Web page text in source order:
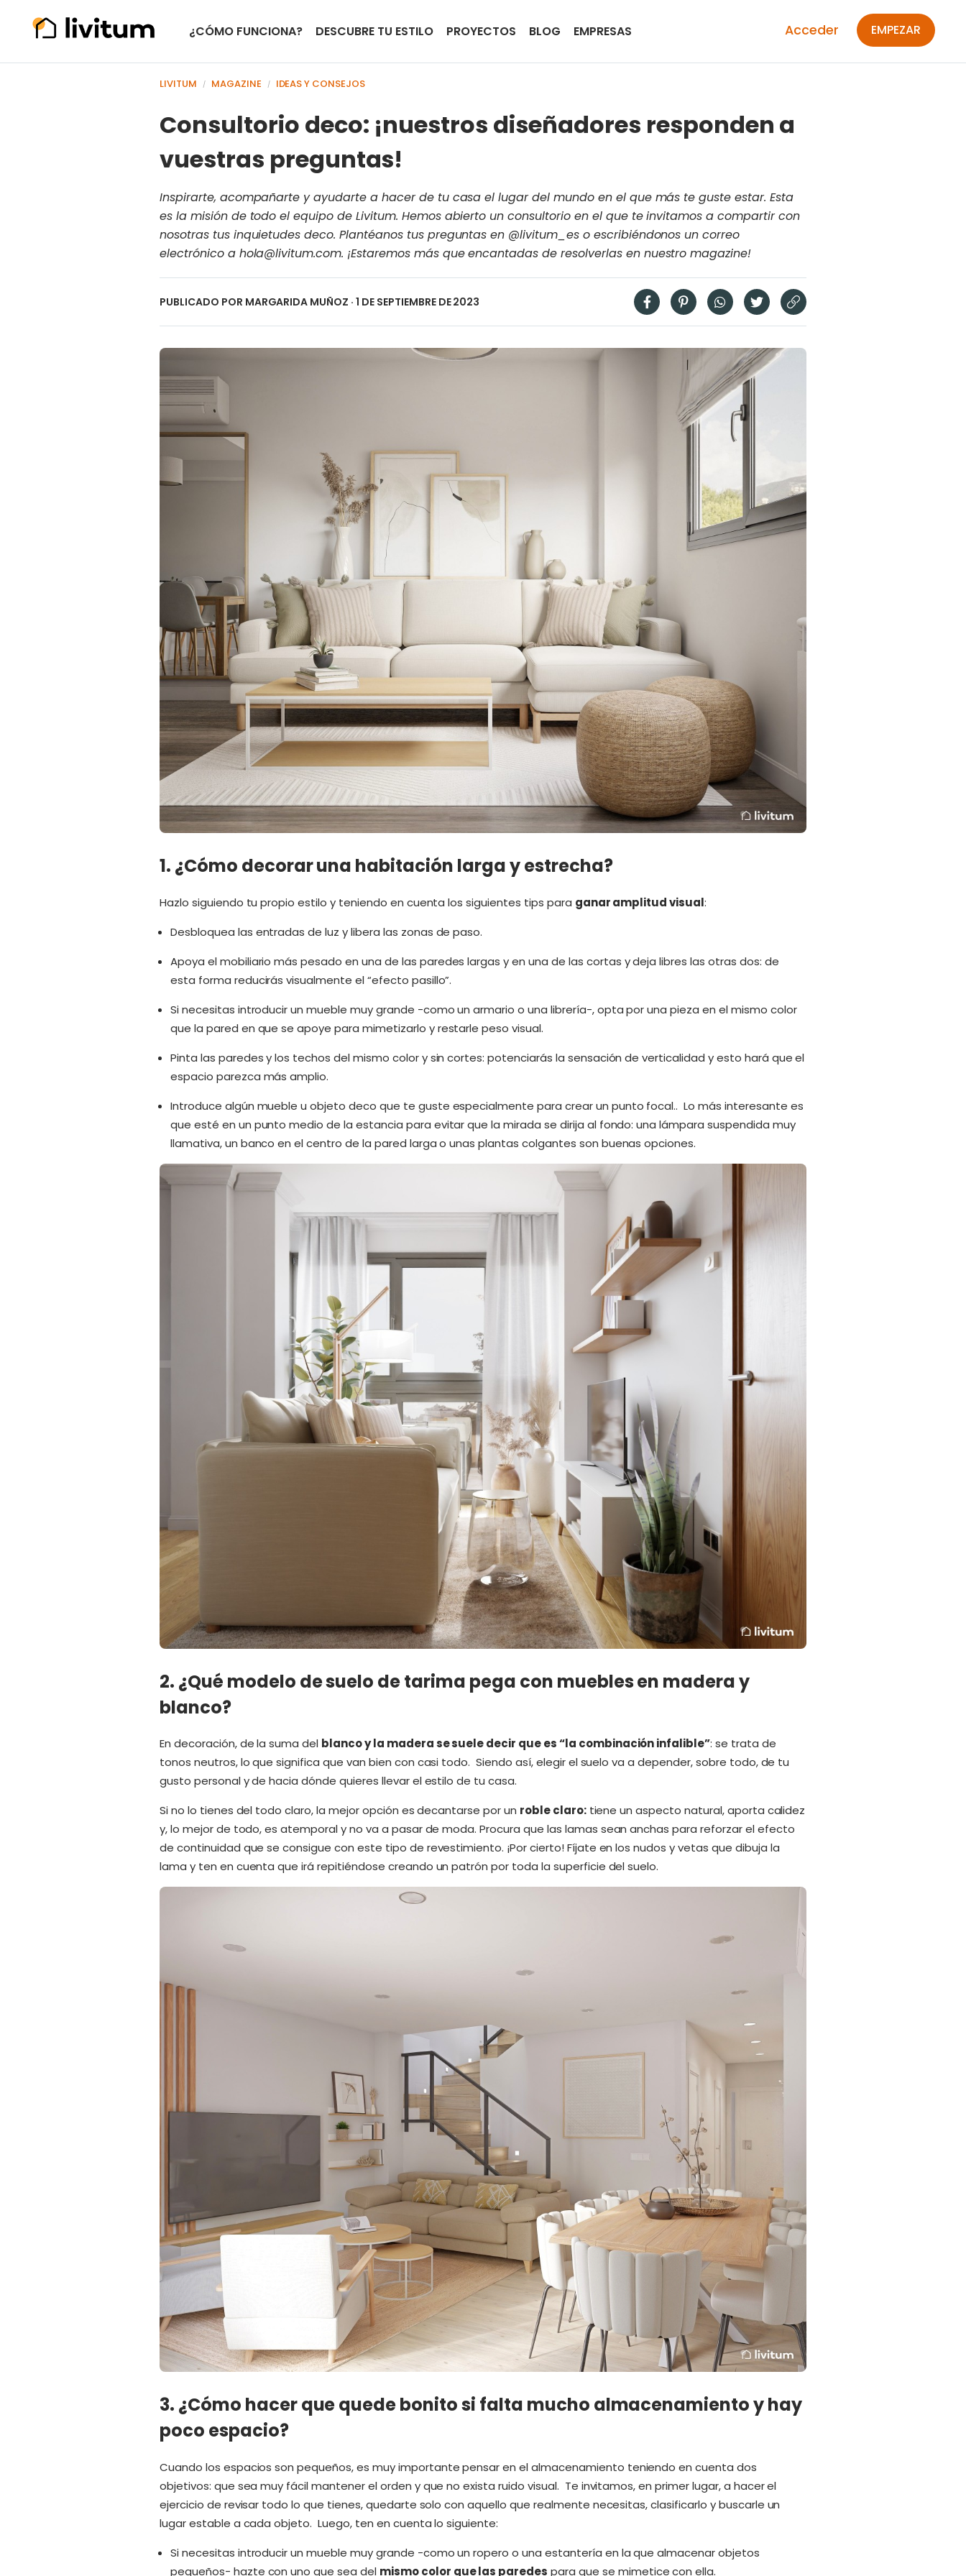
¿CÓMO FUNCIONA? DESCUBRE TU ESTILO PROYECTOS BLOG EMPRESAS EMPEZAR
Acceder
LIVITUM / MAGAZINE / IDEAS Y CONSEJOS
Consultorio deco: ¡nuestros diseñadores responden a
vuestras preguntas!
Inspirarte, acompañarte y ayudarte a hacer de tu casa el lugar del mundo en el que más te guste estar. Esta
es la misión de todo el equipo de Livitum. Hemos abierto un consultorio en el que te invitamos a compartir con
nosotras tus inquietudes deco. Plantéanos tus preguntas en @livitum_es o escribiéndonos un correo
electrónico a hola@livitum.com. ¡Estaremos más que encantadas de resolverlas en nuestro magazine!
PUBLICADO POR MARGARIDA MUÑOZ · 1 DE SEPTIEMBRE DE 2023
1. ¿Cómo decorar una habitación larga y estrecha?
Hazlo siguiendo tu propio estilo y teniendo en cuenta los siguientes tips para ganar amplitud visual:
Desbloquea las entradas de luz y libera las zonas de paso.
Apoya el mobiliario más pesado en una de las paredes largas y en una de las cortas y deja libres las otras dos: de
esta forma reducirás visualmente el “efecto pasillo”.
Si necesitas introducir un mueble muy grande -como un armario o una librería-, opta por una pieza en el mismo color
que la pared en que se apoye para mimetizarlo y restarle peso visual.
Pinta las paredes y los techos del mismo color y sin cortes: potenciarás la sensación de verticalidad y esto hará que el
espacio parezca más amplio.
Introduce algún mueble u objeto deco que te guste especialmente para crear un punto focal.. Lo más interesante es
que esté en un punto medio de la estancia para evitar que la mirada se dirija al fondo: una lámpara suspendida muy
llamativa, un banco en el centro de la pared larga o unas plantas colgantes son buenas opciones.
2. ¿Qué modelo de suelo de tarima pega con muebles en madera y
blanco?
En decoración, de la suma del blanco y la madera se suele decir que es “la combinación infalible”: se trata de
tonos neutros, lo que significa que van bien con casi todo. Siendo así, elegir el suelo va a depender, sobre todo, de tu
gusto personal y de hacia dónde quieres llevar el estilo de tu casa.
Si no lo tienes del todo claro, la mejor opción es decantarse por un roble claro:tiene un aspecto natural, aporta calidez
y, lo mejor de todo, es atemporal y no va a pasar de moda. Procura que las lamas sean anchas para reforzar el efecto
de continuidad que se consigue con este tipo de revestimiento. ¡Por cierto! Fíjate en los nudos y vetas que dibuja la
lama y ten en cuenta que irá repitiéndose creando un patrón por toda la superficie del suelo.
3. ¿Cómo hacer que quede bonito si falta mucho almacenamiento y hay
poco espacio?
Cuando los espacios son pequeños, es muy importante pensar en el almacenamiento teniendo en cuenta dos
objetivos: que sea muy fácil mantener el orden y que no exista ruido visual. Te invitamos, en primer lugar, a hacer el
ejercicio de revisar todo lo que tienes, quedarte solo con aquello que realmente necesitas, clasificarlo y buscarle un
lugar estable a cada objeto. Luego, ten en cuenta lo siguiente:
Si necesitas introducir un mueble muy grande -como un ropero o una estantería en la que almacenar objetos
pequeños- hazte con uno que sea del mismo color que las paredes para que se mimetice con ella.